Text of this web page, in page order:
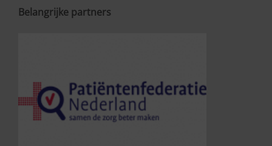
Belangrijke partners